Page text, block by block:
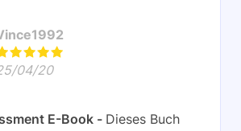
04/20
E-Book
Dieses Buch